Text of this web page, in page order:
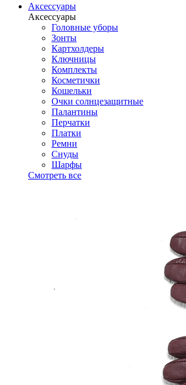
Аксессуары
Аксессуары
Головные уборы
Зонты
Картхолдеры
Ключницы
Комплекты
Косметички
Кошельки
Очки солнцезащитные
Палантины
Перчатки
Платки
Ремни
Снуды
Шарфы
Смотреть все